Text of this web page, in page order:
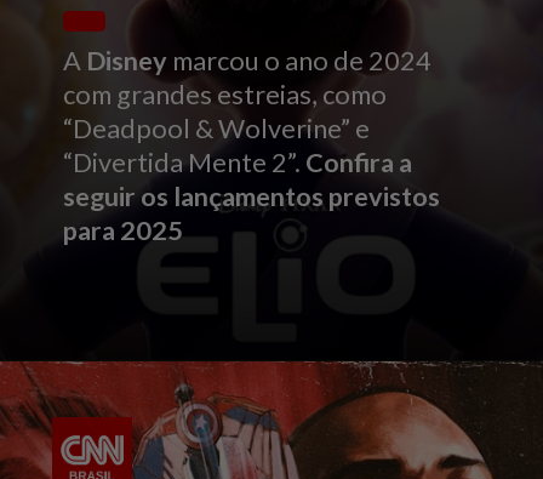
A Disney marcou o ano de 2024
com grandes estreias, como
“Deadpool & Wolverine” e
“Divertida Mente 2”. Confira a
seguir os lançamentos previstos
para 2025